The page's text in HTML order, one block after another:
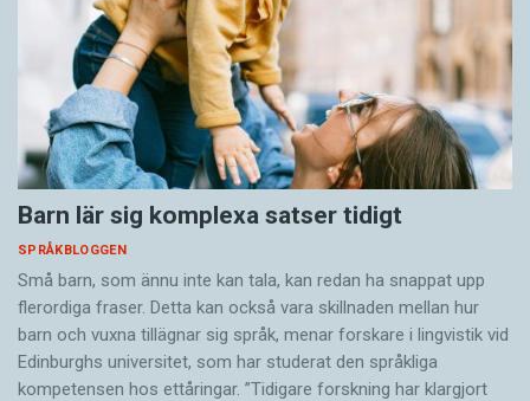
Barn lär sig komplexa satser tidigt
SPRÅKBLOGGEN
Små barn, som ännu inte kan tala, kan redan ha snappat upp
flerordiga fraser. Detta kan också vara skillnaden mellan hur
barn och vuxna tillägnar sig språk, menar forskare i lingvistik vid
Edinburghs universitet, som har studerat den språkliga
kompetensen hos ettåringar. ”Tidigare forskning har klargjort